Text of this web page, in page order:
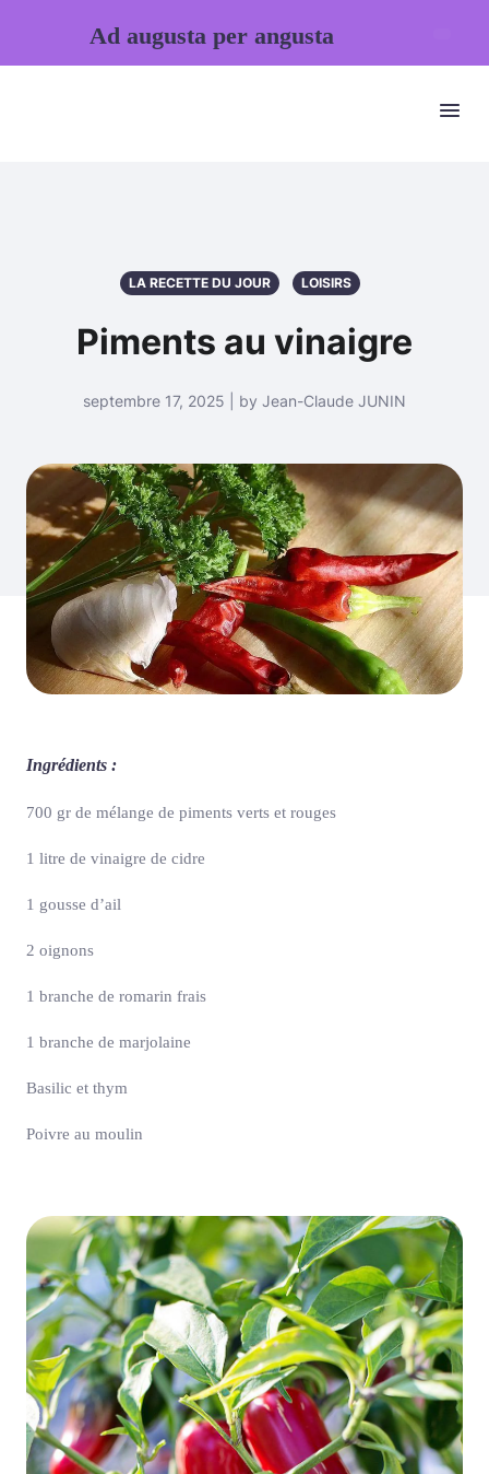
LA RECETTE DU JOUR LOISIRS
Piments au vinaigre
septembre 17, 2025 | by Jean-Claude JUNIN
Ingrédients :
700 gr de mélange de piments verts et rouges
1 litre de vinaigre de cidre
1 gousse d’ail
2 oignons
1 branche de romarin frais
1 branche de marjolaine
Basilic et thym
Poivre au moulin
Ad augusta per angusta